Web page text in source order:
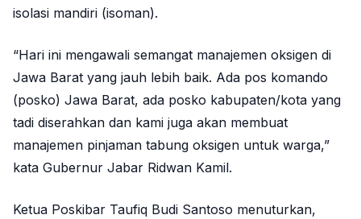
isolasi mandiri (isoman).
“Hari ini mengawali semangat manajemen oksigen di
Jawa Barat yang jauh lebih baik. Ada pos komando
(posko) Jawa Barat, ada posko kabupaten/kota yang
tadi diserahkan dan kami juga akan membuat
manajemen pinjaman tabung oksigen untuk warga,”
kata Gubernur Jabar Ridwan Kamil.
Ketua Poskibar Taufiq Budi Santoso menuturkan,